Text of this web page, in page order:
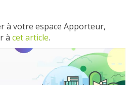
à votre espace Apporteur,
à cet article.